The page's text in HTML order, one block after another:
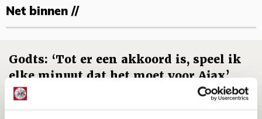
Net binnen //
Godts: ‘Tot er een akkoord is, speel ik
elke minuut dat het moet voor Ajax’
09 AUGUSTUS 2026 - 17:16